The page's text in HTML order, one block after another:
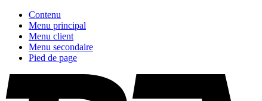
Contenu
Menu principal
Menu client
Menu secondaire
Pied de page